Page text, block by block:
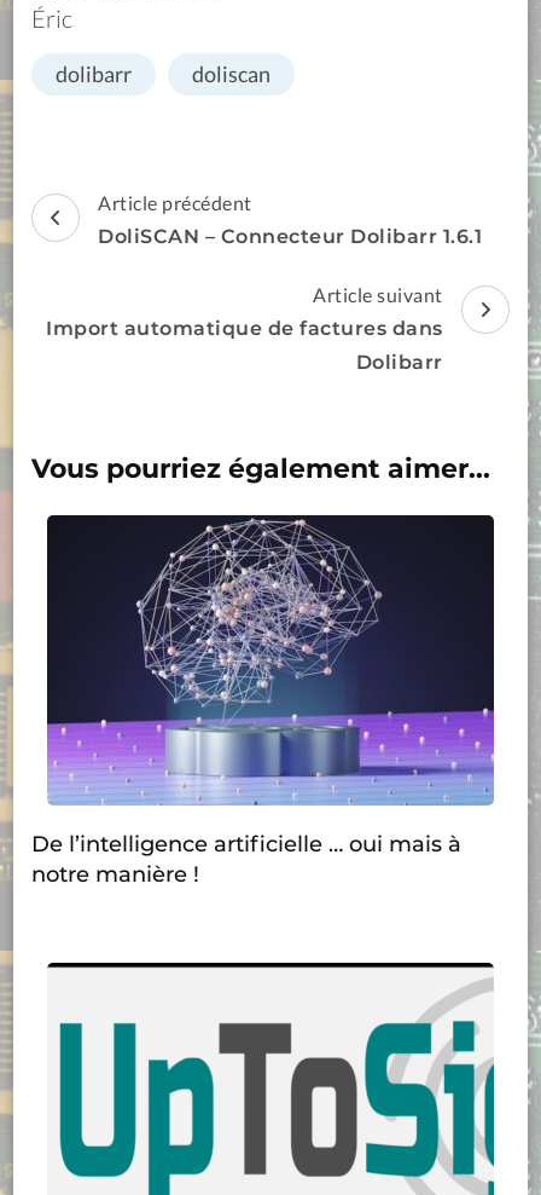
Éric
dolibarr doliscan
Navigation
d'article
Article précédent
DoliSCAN – Connecteur Dolibarr 1.6.1
Article suivant
Import automatique de factures dans
Dolibarr
Vous pourriez également aimer...
De l’intelligence artificielle … oui mais à
notre manière !